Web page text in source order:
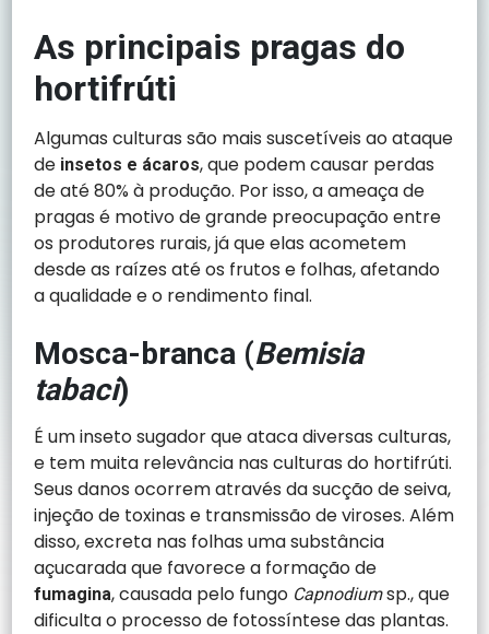
As principais pragas do
hortifrúti
Algumas culturas são mais suscetíveis ao ataque
de insetos e ácaros, que podem causar perdas
de até 80% à produção. Por isso, a ameaça de
pragas é motivo de grande preocupação entre
os produtores rurais, já que elas acometem
desde as raízes até os frutos e folhas, afetando
a qualidade e o rendimento final.
Mosca-branca (Bemisia
tabaci)
É um inseto sugador que ataca diversas culturas,
e tem muita relevância nas culturas do hortifrúti.
Seus danos ocorrem através da sucção de seiva,
injeção de toxinas e transmissão de viroses. Além
disso, excreta nas folhas uma substância
açucarada que favorece a formação de
fumagina, causada pelo fungo Capnodiumsp., que
dificulta o processo de fotossíntese das plantas.